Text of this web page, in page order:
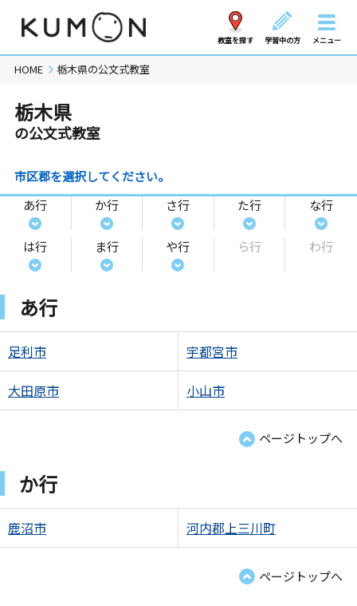
教室を探す 学習中の方 メニュー
HOME 栃木県の公文式教室
栃木県
の公文式教室
市区郡を選択してください。
あ行
か行 さ行 た行 な行
は行 ま行 や行 ら行 わ行
あ行
足利市 宇都宮市
大田原市 小山市
ページトップへ
か行
鹿沼市 河内郡上三川町
ページトップへ